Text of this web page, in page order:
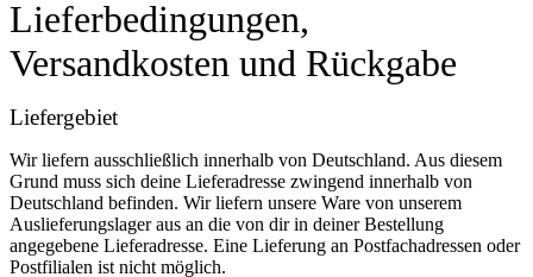
Lieferbedingungen,
Versandkosten und Rückgabe
Liefergebiet
Wir liefern ausschließlich innerhalb von Deutschland. Aus diesem
Grund muss sich deine Lieferadresse zwingend innerhalb von
Deutschland befinden. Wir liefern unsere Ware von unserem
Auslieferungslager aus an die von dir in deiner Bestellung
angegebene Lieferadresse. Eine Lieferung an Postfachadressen oder
Postfilialen ist nicht möglich.